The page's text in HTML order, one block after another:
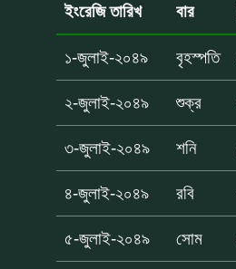
ইংরেজি তারিখ বার
১-জুলাই-২০৪৯ বৃহস্পতি
২-জুলাই-২০৪৯ শুক্র
৩-জুলাই-২০৪৯ শনি
৪-জুলাই-২০৪৯ রবি
৫-জুলাই-২০৪৯ সোম